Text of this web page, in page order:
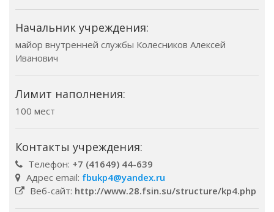
Начальник учреждения:
майор внутренней службы Колесников Алексей
Иванович
Лимит наполнения:
100 мест
Контакты учреждения:
Телефон: +7 (41649) 44-639
Адрес email: fbukp4@yandex.ru
Веб-сайт: http://www.28.fsin.su/structure/kp4.php